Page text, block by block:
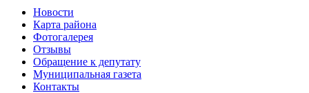
Новости
Карта района
Фотогалерея
Отзывы
Обращение к депутату
Муниципальная газета
Контакты